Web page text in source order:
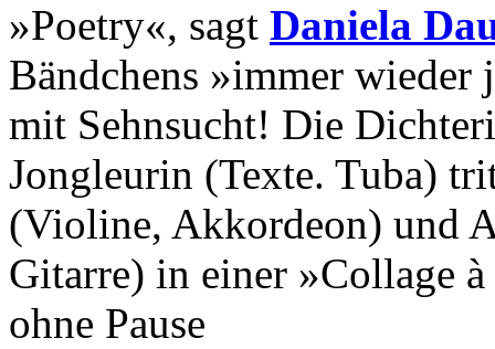
»Poetry«, sagt Daniela
Bändchens »immer wieder
mit Sehnsucht! Die
Jongleurin (Texte. Tuba)
(Violine, Akkordeon) und
Gitarre) in einer »Collage
ohne Pause